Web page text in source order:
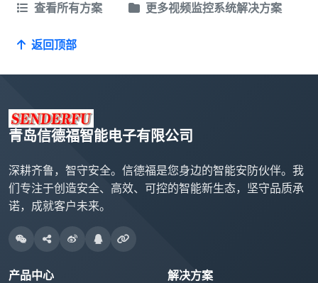
查看所有方案 更多视频监控系统解决方案
返回顶部
青岛信德福智能电子有限公司
深耕齐鲁，智守安全。信德福是您身边的智能安防伙伴。我
们专注于创造安全、高效、可控的智能新生态，坚守品质承
诺，成就客户未来。
产品中心 解决方案